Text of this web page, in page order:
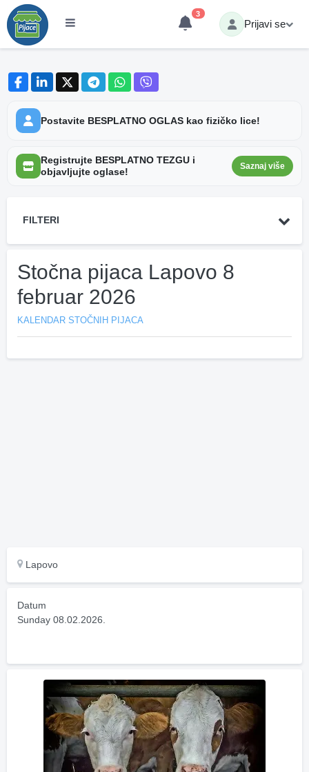
3
Prijavi se
Postavite BESPLATNO OGLAS kao fizičko lice!
Registrujte BESPLATNO TEZGU i
objavljujte oglase!
Saznaj više
FILTERI
Stočna pijaca Lapovo 8
februar 2026
KALENDAR STOČNIH PIJACA
Lapovo
Datum
Sunday 08.02.2026.